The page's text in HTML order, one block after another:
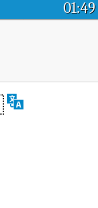
01:49